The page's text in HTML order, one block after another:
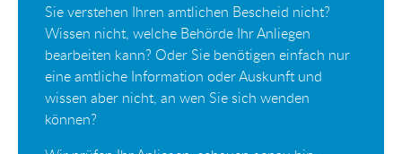
Sie verstehen Ihren amtlichen Bescheid nicht?
Wissen nicht, welche Behörde Ihr Anliegen
bearbeiten kann? Oder Sie benötigen einfach nur
eine amtliche Information oder Auskunft und
wissen aber nicht, an wen Sie sich wenden
können?